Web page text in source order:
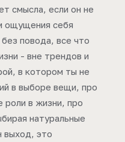
смысла, если он не
ощущения себя
повода, все что
- вне трендов и
в котором ты не
в выборе вещи, про
роли в жизни, про
натуральные
выход, это